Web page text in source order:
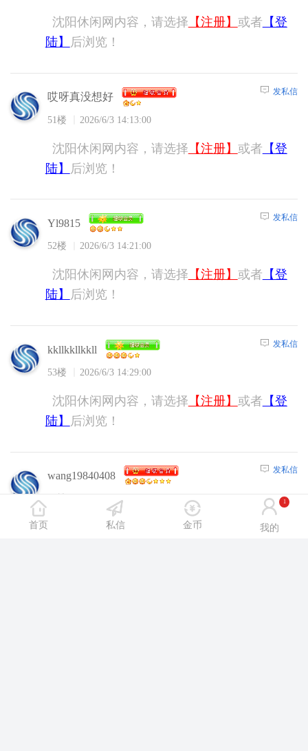
沈阳休闲网内容，请选择 【注册】 或者 【登
陆】
后浏览！
哎呀真没想好
51楼 2026/6/3 14:13:00
发私信
沈阳休闲网内容，请选择 【注册】 或者 【登
陆】
后浏览！
Yl9815
52楼 2026/6/3 14:21:00
发私信
沈阳休闲网内容，请选择 【注册】 或者 【登
陆】
后浏览！
kkllkkllkkll
53楼 2026/6/3 14:29:00
发私信
沈阳休闲网内容，请选择 【注册】 或者 【登
陆】
后浏览！
wang19840408
2026/6/3 14:37:00
发私信
沈阳休闲网内容，请选择【注册】 或者【登
首页 私信 金币 我的
1